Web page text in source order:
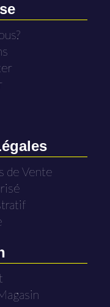
de Vente